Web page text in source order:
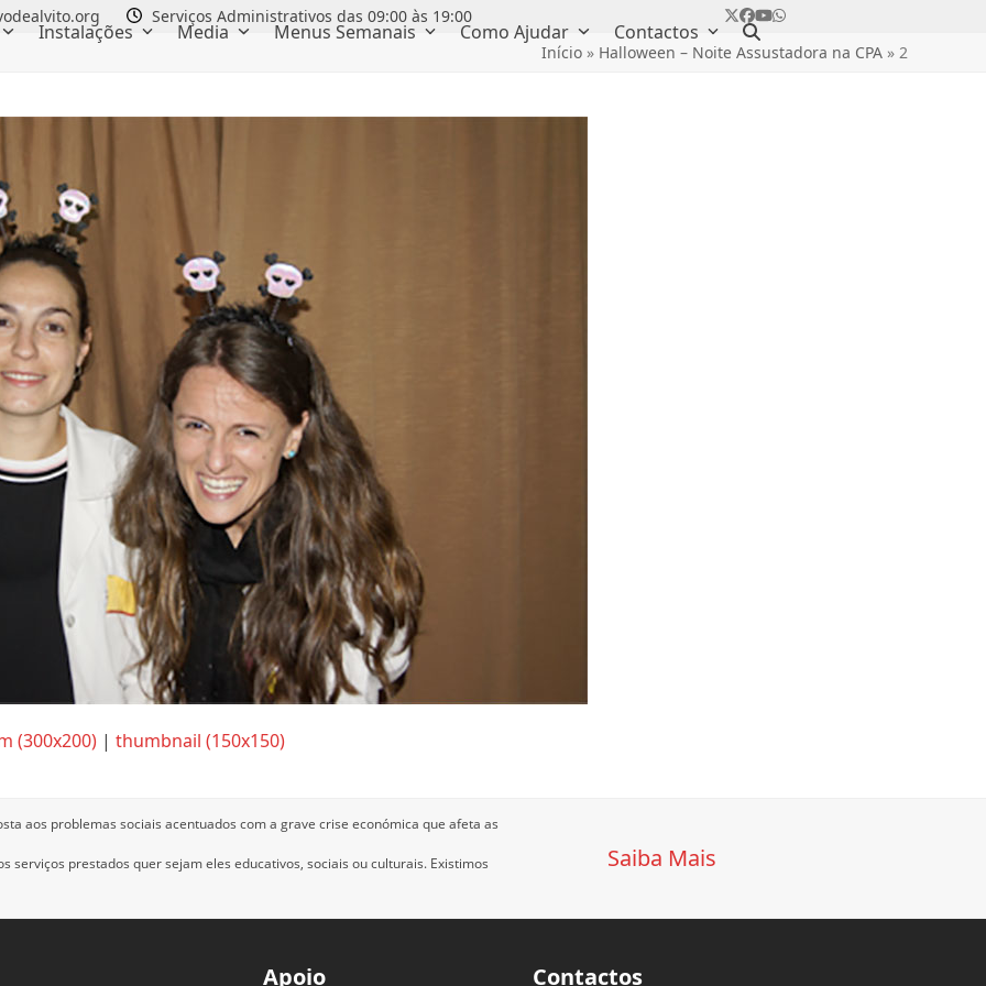
Serviços Administrativos das 09:00 às 19:00 Twitter
Facebook
YouTube
Whatsapp
Instalações Media Menus Semanais Como Ajudar Contactos
Início » Halloween – Noite Assustadora na CPA » 2
(300x200) | thumbnail (150x150)
aos problemas sociais acentuados com a grave crise económica que afeta as
serviços prestados quer sejam eles educativos, sociais ou culturais. Existimos Saiba Mais
Apoio Contactos